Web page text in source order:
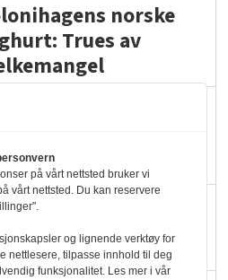
norske
Trues av
enklere å velge
i butikkhylla
på vårt nettsted bruker vi
vårt nettsted. Du kan reservere
og lignende verktøy for
nettlesere, tilpasse innhold til deg
funksjonalitet. Les mer i vår